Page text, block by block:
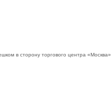
в сторону торгового центра